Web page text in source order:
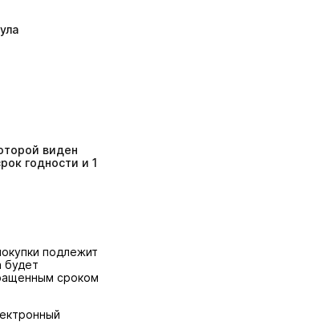
виден
годности и 1
подлежит
будет
сроком